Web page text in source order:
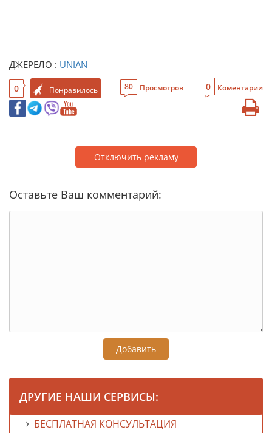
ДЖЕРЕЛО : UNIAN
0 Понравилось 80 Просмотров 0 Коментарии
Отключить рекламу
Оставьте Ваш комментарий:
Добавить
ДРУГИЕ НАШИ СЕРВИСЫ:
БЕСПЛАТНАЯ КОНСУЛЬТАЦИЯ